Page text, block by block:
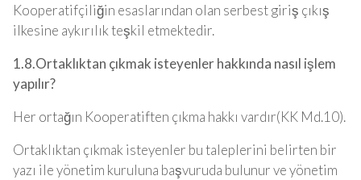
Kooperatifçiliğin esaslarından olan serbest giriş çıkış
ilkesine aykırılık teşkil etmektedir.
1.8.Ortaklıktan çıkmak isteyenler hakkında nasıl işlem
yapılır?
Her ortağın Kooperatiften çıkma hakkı vardır(KK Md.10).
Ortaklıktan çıkmak isteyenler bu taleplerini belirten bir
yazı ile yönetim kuruluna başvuruda bulunur ve yönetim